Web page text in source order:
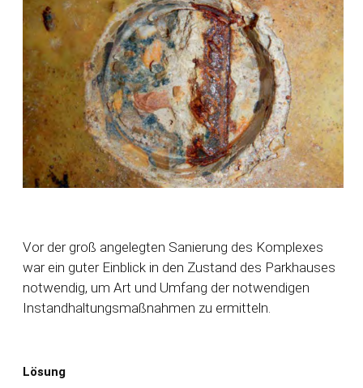
Vor der groß angelegten Sanierung des Komplexes
war ein guter Einblick in den Zustand des Parkhauses
notwendig, um Art und Umfang der notwendigen
Instandhaltungsmaßnahmen zu ermitteln.
Lösung